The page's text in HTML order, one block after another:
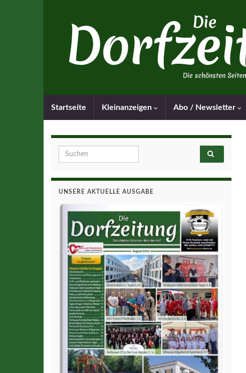
Startseite Kleinanzeigen Abo / Newsletter
Search for:
UNSERE AKTUELLE AUSGABE